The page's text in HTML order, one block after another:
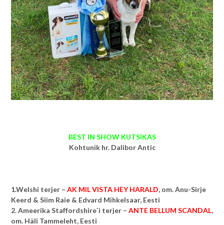
BEST IN SHOW KUTSIKAS
Kohtunik hr. Dalibor Antic
1.Welshi terjer – AK MIL VISTA HEY HARALD, om. Anu-Sirje
Keerd & Siim Raie & Edvard Mihkelsaar, Eesti
2. Ameerika Staffordshire`i terjer – ANTE BELLUM SCANDAL,
om. Häli Tammeleht, Eesti